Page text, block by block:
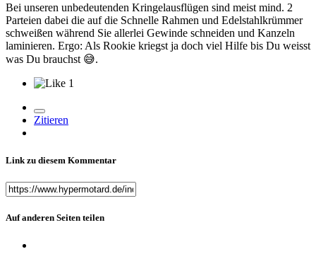
Bei unseren unbedeutenden Kringelausflügen sind meist mind. 2
Parteien dabei die auf die Schnelle Rahmen und Edelstahlkrümmer
schweißen während Sie allerlei Gewinde schneiden und Kanzeln
laminieren. Ergo: Als Rookie kriegst ja doch viel Hilfe bis Du weisst
was Du brauchst 😅.
1
Zitieren
Link zu diesem Kommentar
Auf anderen Seiten teilen